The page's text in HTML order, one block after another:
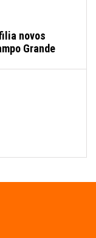
novos
Grande